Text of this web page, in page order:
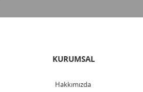
KURUMSAL
Hakkımızda